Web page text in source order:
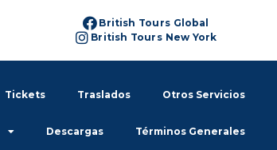
British Tours Global
British Tours New York
Tickets Traslados Otros Servicios
Descargas Términos Generales